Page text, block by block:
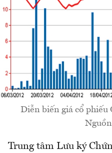
Diễn biến giá cổ phiếu
Trung tâm Lưu ký